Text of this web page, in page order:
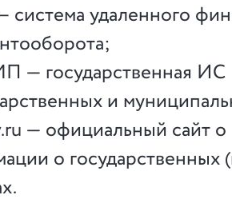
удаленного
— государственная ИС
и
— официальный сайт
о государственных